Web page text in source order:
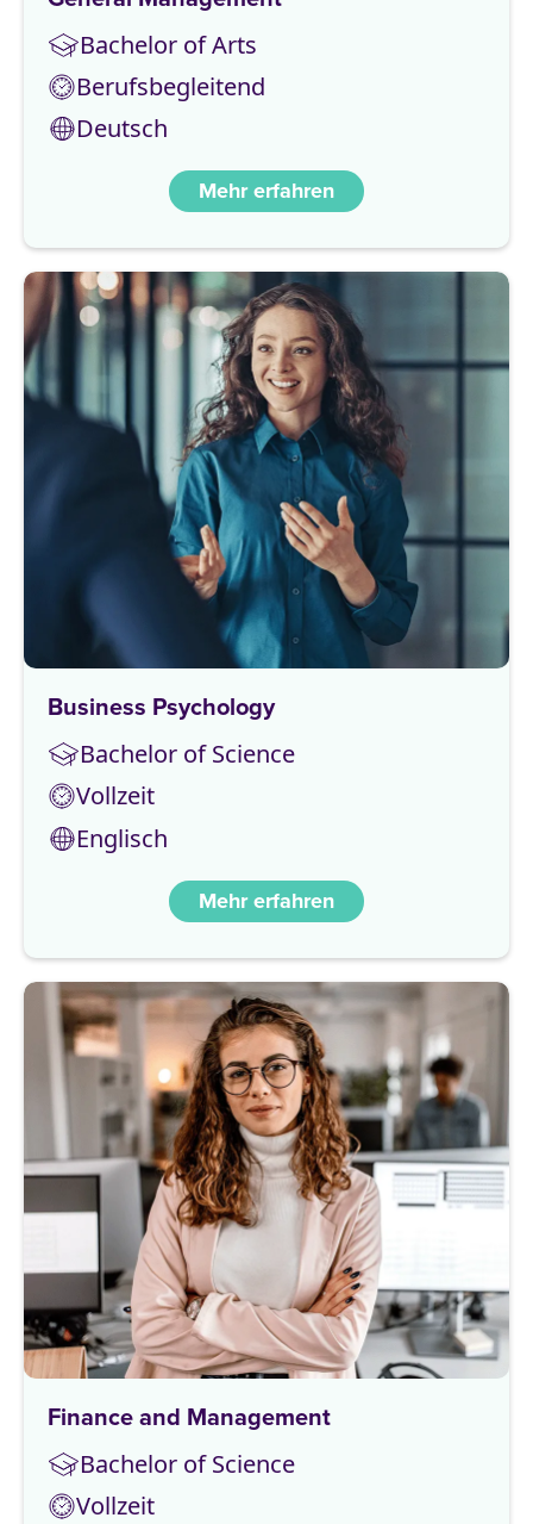
Bachelor of Arts
Berufsbegleitend
Deutsch
Mehr erfahren
Business Psychology
Bachelor of Science
Vollzeit
Englisch
Mehr erfahren
Finance and Management
Bachelor of Science
Vollzeit